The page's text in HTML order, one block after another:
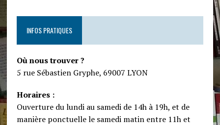
INFOS PRATIQUES
Où nous trouver ?
5 rue Sébastien Gryphe, 69007 LYON
Horaires :
Ouverture du lundi au samedi de 14h à 19h, et de
manière ponctuelle le samedi matin entre 11h et